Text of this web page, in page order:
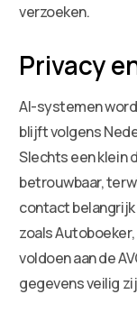
verzoeken.
Privacy
AI-systemen
blijft volgens
Slechts een klein
betrouwbaar,
contact
zoals
voldoen aan de
gegevens veilig